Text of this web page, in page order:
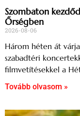
Szombaton
Őrségben
2026-08-06
Három héten át
szabadtéri
filmvetítésekkel a
Tovább olvasom »